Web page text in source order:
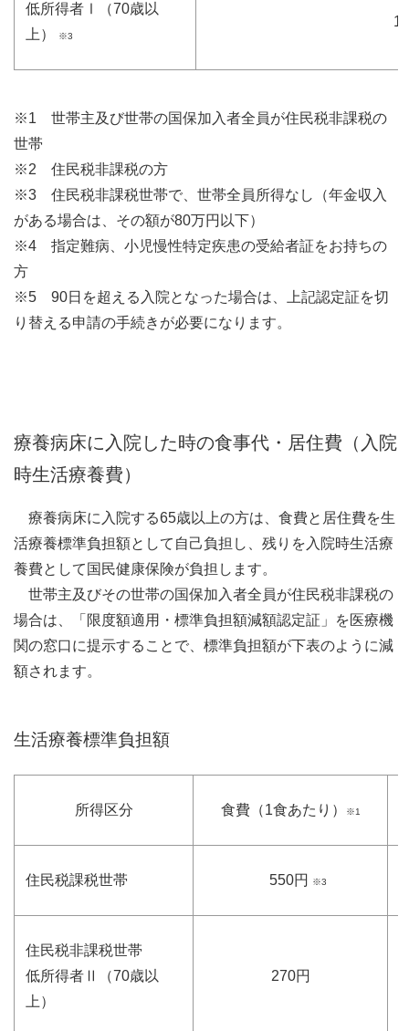
低所得者Ⅰ（70歳以
上）
※3
※1 世帯主及び世帯の国保加入者全員が住民税非課税の
世帯
※2 住民税非課税の方
※3 住民税非課税世帯で、世帯全員所得なし（年金収入
がある場合は、その額が80万円以下）
※4 指定難病、小児慢性特定疾患の受給者証をお持ちの
方
※5 90日を超える入院となった場合は、上記認定証を切
り替える申請の手続きが必要になります。
療養病床に入院した時の食事代・居住費（入院
時生活療養費）
療養病床に入院する65歳以上の方は、食費と居住費を生
活療養標準負担額として自己負担し、残りを入院時生活療
養費として国民健康保険が負担します。
世帯主及びその世帯の国保加入者全員が住民税非課税の
場合は、「限度額適用・標準負担額減額認定証」を医療機
関の窓口に提示することで、標準負担額が下表のように減
額されます。
生活療養標準負担額
所得区分 食費（1食あたり） ※1
住民税課税世帯 550円 ※3
住民税非課税世帯
低所得者Ⅱ（70歳以
上）
270円